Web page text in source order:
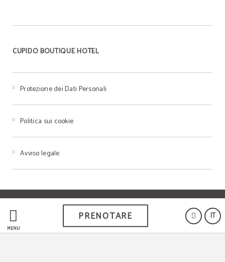
MENÙ
IT
PRENOTARE
CUPIDO BOUTIQUE HOTEL
Protezione dei Dati Personali
Politica sui cookie
Avviso legale
Powered by Keytel